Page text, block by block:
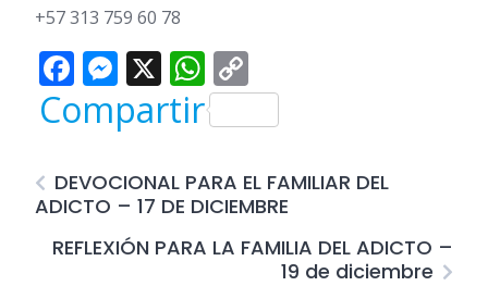
+57 313 759 60 78
Facebook
Messenger
X WhatsApp
Link
Compartir
DEVOCIONAL PARA EL FAMILIAR DEL
ADICTO – 17 DE DICIEMBRE
REFLEXIÓN PARA LA FAMILIA DEL ADICTO –
19 de diciembre